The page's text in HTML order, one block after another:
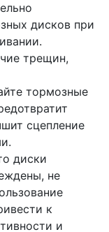
дисков при
трещин,
тормозные
сцепление
диски
не
к
и